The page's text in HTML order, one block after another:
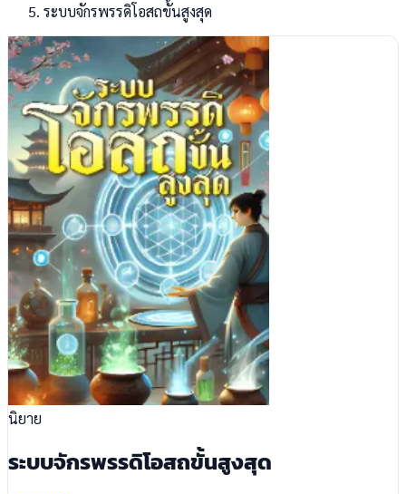
ระบบจักรพรรดิโอสถขั้นสูงสุด
นิยาย
ระบบจักรพรรดิโอสถขั้นสูงสุด